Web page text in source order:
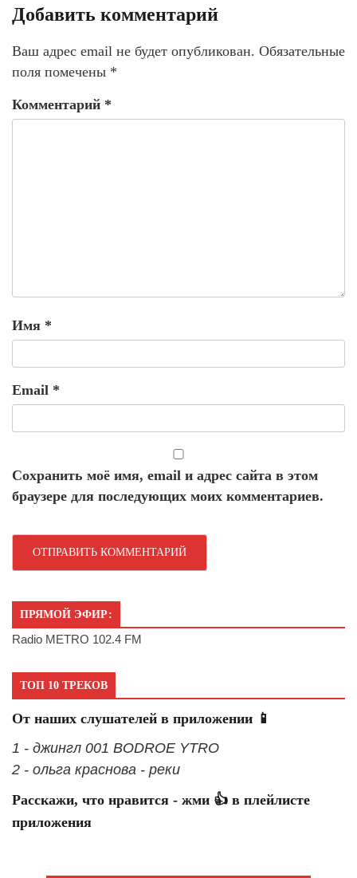
Добавить комментарий
Ваш адрес email не будет опубликован. Обязательные
поля помечены *
Комментарий *
Имя *
Email *
Сохранить моё имя, email и адрес сайта в этом
браузере для последующих моих комментариев.
ПРЯМОЙ ЭФИР:
Radio METRO 102.4 FM
ТОП 10 ТРЕКОВ
От наших слушателей в приложении 📱
1 - джингл 001 BODROE YTRO
2 - ольга краснова - реки
Расскажи, что нравится - жми 👍 в плейлисте
приложения